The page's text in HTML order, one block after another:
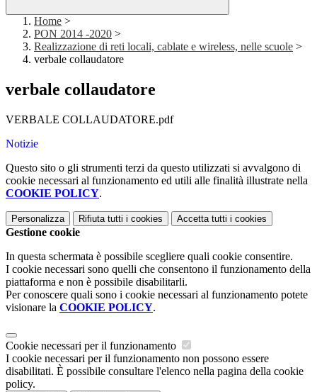
Home >
PON 2014 -2020 >
Realizzazione di reti locali, cablate e wireless, nelle scuole >
verbale collaudatore
verbale collaudatore
VERBALE COLLAUDATORE.pdf
Notizie
Questo sito o gli strumenti terzi da questo utilizzati si avvalgono di
cookie necessari al funzionamento ed utili alle finalità illustrate nella
COOKIE POLICY.
Personalizza Rifiuta tutti i cookies Accetta tutti i cookies
Gestione cookie
In questa schermata è possibile scegliere quali cookie consentire.
I cookie necessari sono quelli che consentono il funzionamento della
piattaforma e non è possibile disabilitarli.
Per conoscere quali sono i cookie necessari al funzionamento potete
visionare la COOKIE POLICY.
Cookie necessari per il funzionamento
I cookie necessari per il funzionamento non possono essere
disabilitati. È possibile consultare l'elenco nella pagina della cookie
policy.